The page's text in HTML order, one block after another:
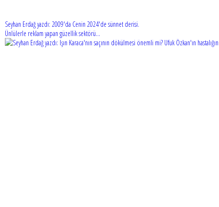
Seyhan Erdağ yazdı: 2009'da Cenin 2024'de sünnet derisi.
Ünlülerle reklam yapan güzellik sektörü...